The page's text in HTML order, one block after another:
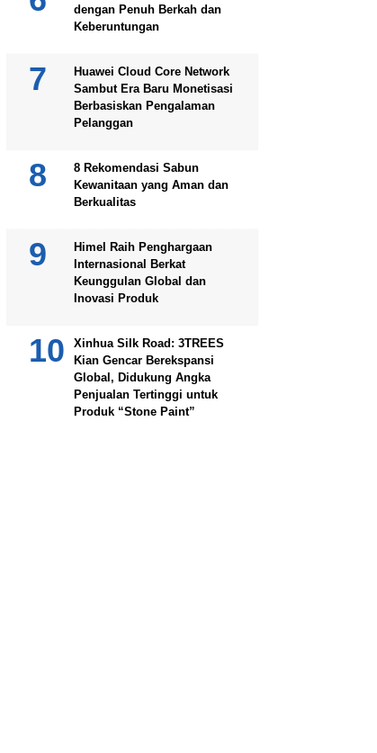
dengan Penuh Berkah dan
Keberuntungan
Huawei Cloud Core Network
Sambut Era Baru Monetisasi
Berbasiskan Pengalaman
Pelanggan
8 Rekomendasi Sabun
Kewanitaan yang Aman dan
Berkualitas
Himel Raih Penghargaan
Internasional Berkat
Keunggulan Global dan
Inovasi Produk
Xinhua Silk Road: 3TREES
Kian Gencar Berekspansi
Global, Didukung Angka
Penjualan Tertinggi untuk
Produk “Stone Paint”